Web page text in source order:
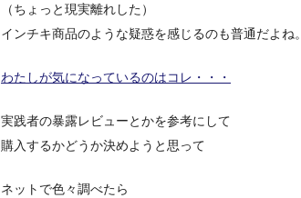
（ちょっと現実離れした）
インチキ商品のような疑惑を感じるのも普通だよね。
わたしが気になっているのはコレ・・・
実践者の暴露レビューとかを参考にして
購入するかどうか決めようと思って
ネットで色々調べたら